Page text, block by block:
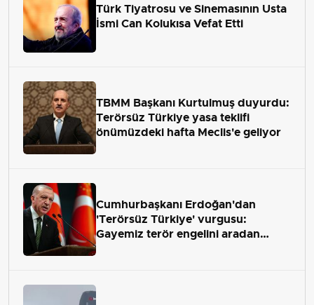
Türk Tiyatrosu ve Sinemasının Usta
İsmi Can Kolukısa Vefat Etti
TBMM Başkanı Kurtulmuş duyurdu:
Terörsüz Türkiye yasa teklifi
önümüzdeki hafta Meclis'e geliyor
Cumhurbaşkanı Erdoğan'dan
'Terörsüz Türkiye' vurgusu:
Gayemiz terör engelini aradan